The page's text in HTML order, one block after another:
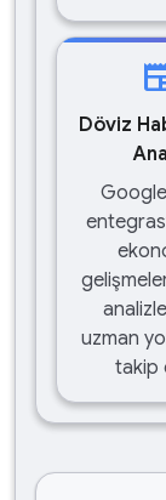
Döviz
uzman
takip